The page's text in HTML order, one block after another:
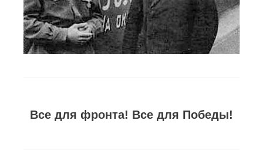
Все для фронта! Все для Победы!